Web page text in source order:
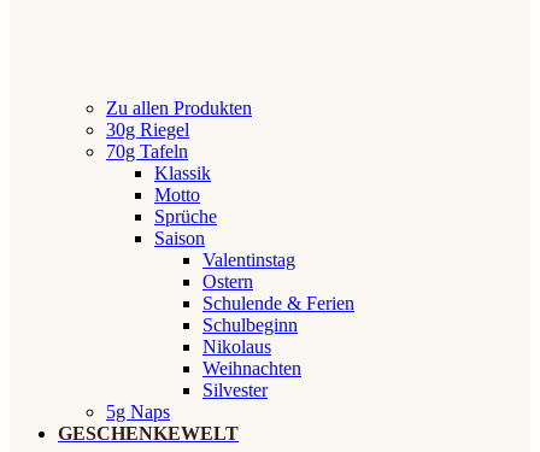
Zu allen Produkten
30g Riegel
70g Tafeln
Klassik
Motto
Sprüche
Saison
Valentinstag
Ostern
Schulende & Ferien
Schulbeginn
Nikolaus
Weihnachten
Silvester
5g Naps
GESCHENKEWELT